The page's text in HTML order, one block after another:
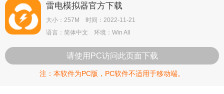
雷电模拟器官方下载
大小：257M 时间：2022-11-21
语言：简体中文 环境：Win All
请使用PC访问此页面下载
注：本软件为PC版，PC软件不适用于移动端。